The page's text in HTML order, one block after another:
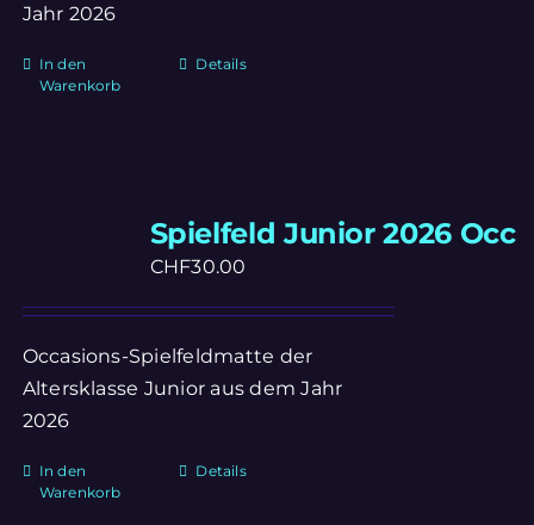
Jahr 2026
In den
Warenkorb
Details
Spielfeld Junior 2026 Occ
CHF30.00
Occasions-Spielfeldmatte der
Altersklasse Junior aus dem Jahr
2026
In den
Warenkorb
Details